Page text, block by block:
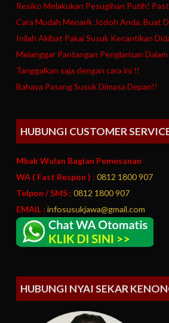
Resiko Melakukan Pesugihan Putih!
Cara Mudah Menarik Jodoh Anda, Buat
Inilah Akibat Pakai Susuk Kecantikan
Melanggar Pantangan Penglarisan
Tanggalkan saja dengan cara ini !!
Bahaya Pasang Susuk Dimasa Depan!!
HUBUNGI CUSTOMER
Mbak Wulan Bagian Pemesanan
WA ( Fast Respon ) : 0812 1800 907
Telpon / SMS : 0812 1800 907
EMAIL : infosusukjawa@gmail.com
HUBUNGI NYAI SEKAR